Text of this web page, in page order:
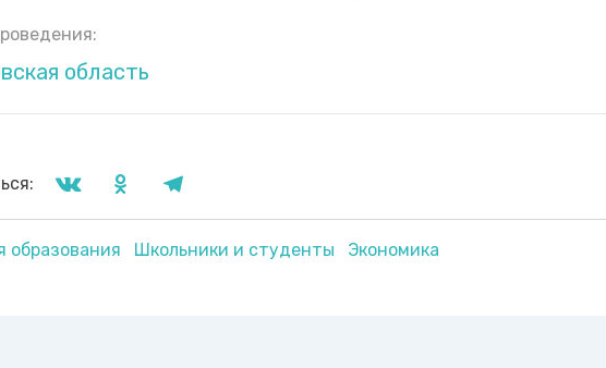
область
образования Школьники и студенты Экономика